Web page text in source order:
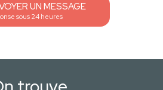
UN MESSAGE
sous 24 heures